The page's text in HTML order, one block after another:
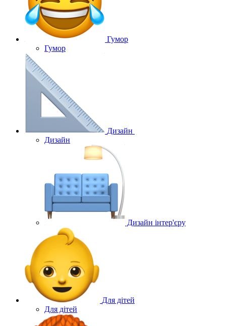
Гумор
Гумор
Дизайн
Дизайн
Дизайн інтер'єру
Для дітей
Для дітей